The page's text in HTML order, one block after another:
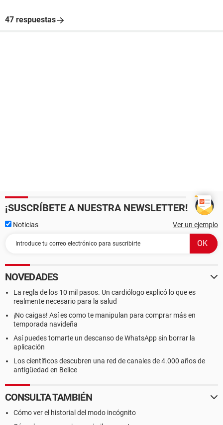
47 respuestas
¡SUSCRÍBETE A NUESTRA NEWSLETTER!
Noticias Ver un ejemplo
NOVEDADES
La regla de los 10 mil pasos. Un cardiólogo explicó lo que es
realmente necesario para la salud
¡No caigas! Así es como te manipulan para comprar más en
temporada navideña
Así puedes tomarte un descanso de WhatsApp sin borrar la
aplicación
Los científicos descubren una red de canales de 4.000 años de
antigüedad en Belice
CONSULTA TAMBIÉN
Cómo ver el historial del modo incógnito